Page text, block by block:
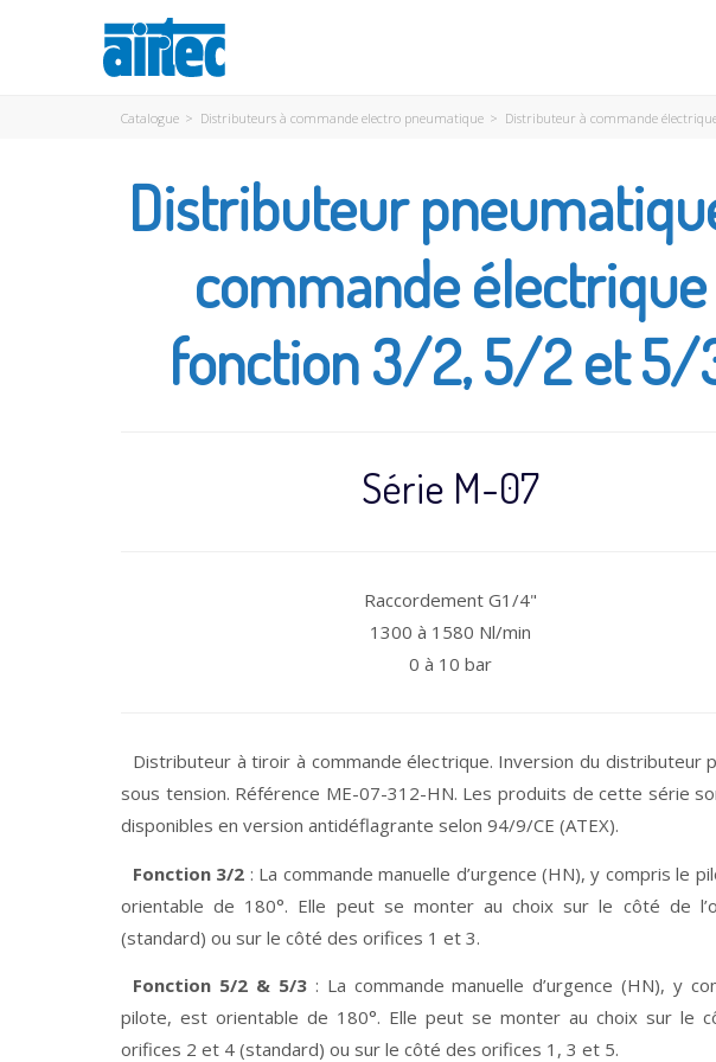
Catalogue > Distributeurs à commande electro pneumatique > Distributeur à commande
Distributeur
commande électrique
fonction 3/2, 5/2 et 5/
Série M-07
Raccordement G1/4"
1300 à 1580 Nl/min
0 à 10 bar
Distributeur à tiroir à commande électrique. Inversion du distributeur
sous tension. Référence ME-07-312-HN. Les produits de cette série
disponibles en version antidéflagrante selon 94/9/CE (ATEX).
Fonction 3/2 : La commande manuelle d’urgence (HN), y compris le
orientable de 180°. Elle peut se monter au choix sur le côté de
(standard) ou sur le côté des orifices 1 et 3.
Fonction 5/2 & 5/3: La commande manuelle d’urgence (HN), y
pilote, est orientable de 180°. Elle peut se monter au choix sur le
orifices 2 et 4 (standard) ou sur le côté des orifices 1, 3 et 5.